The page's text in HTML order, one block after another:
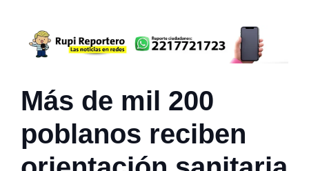
Más de mil 200
poblanos reciben